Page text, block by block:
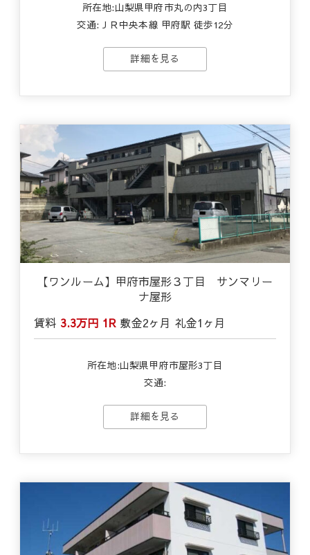
所在地:山梨県甲府市丸の内3丁目
交通:ＪＲ中央本線 甲府駅 徒歩12分
詳細を見る
【ワンルーム】甲府市屋形３丁目 サンマリー
ナ屋形
賃料 3.3万円 1R 敷金2ヶ月 礼金1ヶ月
所在地:山梨県甲府市屋形3丁目
交通:
詳細を見る